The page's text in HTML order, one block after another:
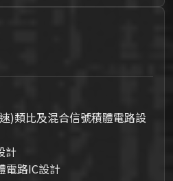
)類比及混合信號積體電路設
計
電路IC設計